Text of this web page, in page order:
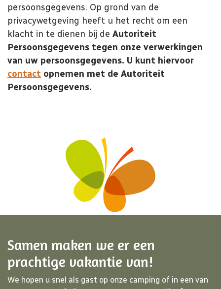
persoonsgegevens. Op grond van de
privacywetgeving heeft u het recht om een
klacht in te dienen bij de Autoriteit
Persoonsgegevens tegen onze verwerkingen
van uw persoonsgegevens. U kunt hiervoor
contact opnemen met de Autoriteit
Persoonsgegevens.
Samen maken we er een
prachtige vakantie van!
We hopen u snel als gast op onze camping of in een van